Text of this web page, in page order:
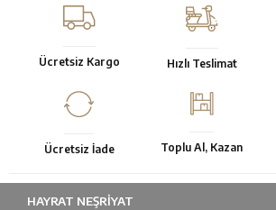
Ücretsiz Kargo Hızlı Teslimat
Ücretsiz İade Toplu Al, Kazan
HAYRAT NEŞRIYAT